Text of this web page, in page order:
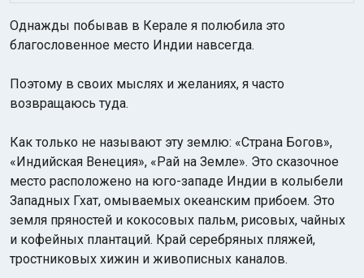
Однажды побывав в Керале я полюбила это
благословенное место Индии навсегда.
Поэтому в своих мыслях и желаниях, я часто
возвращаюсь туда.
Как только не называют эту землю: «Страна Богов»,
«Индийская Венеция», «Рай на Земле». Это сказочное
место расположено на юго-западе Индии в колыбели
Западных Гхат, омываемых океанским прибоем. Это
земля пряностей и кокосовых пальм, рисовых, чайных
и кофейных плантаций. Край серебряных пляжей,
тростниковых хижин и живописных каналов.